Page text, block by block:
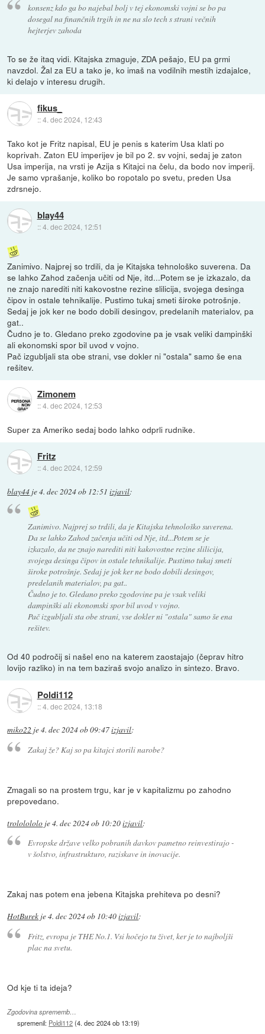
konsenz kdo ga bo najebal bolj v tej ekonomski vojni se bo pa
dosegal na finančnih trgih in ne na slo tech s strani večnih
hejterjev zahoda
To se že itaq vidi. Kitajska zmaguje, ZDA pešajo, EU pa grmi
navzdol. Žal za EU a tako je, ko imaš na vodilnih mestih izdajalce,
ki delajo v interesu drugih.
fikus_
::4. dec 2024, 12:43
Tako kot je Fritz napisal, EU je penis s katerim Usa klati po
koprivah. Zaton EU imperijev je bil po 2. sv vojni, sedaj je zaton
Usa imperija, na vrsti je Azija s Kitajci na čelu, da bodo nov imperij.
Je samo vprašanje, koliko bo ropotalo po svetu, preden Usa
zdrsnejo.
blay44
::4. dec 2024, 12:51
Zanimivo. Najprej so trdili, da je Kitajska tehnološko suverena. Da
se lahko Zahod začenja učiti od Nje, itd...Potem se je izkazalo, da
ne znajo narediti niti kakovostne rezine slilicija, svojega desinga
čipov in ostale tehnikalije. Pustimo tukaj smeti široke potrošnje.
Sedaj je jok ker ne bodo dobili desingov, predelanih materialov, pa
gat..
Čudno je to. Gledano preko zgodovine pa je vsak veliki dampinški
ali ekonomski spor bil uvod v vojno.
Pač izgubljali sta obe strani, vse dokler ni "ostala" samo še ena
rešitev.
Zimonem
::4. dec 2024, 12:53
Super za Ameriko sedaj bodo lahko odprli rudnike.
Fritz
::4. dec 2024, 12:59
blay44 je4. dec 2024 ob 12:51 izjavil:
Zanimivo. Najprej so trdili, da je Kitajska tehnološko suverena.
Da se lahko Zahod začenja učiti od Nje, itd...Potem se je
izkazalo, da ne znajo narediti niti kakovostne rezine slilicija,
svojega desinga čipov in ostale tehnikalije. Pustimo tukaj smeti
široke potrošnje. Sedaj je jok ker ne bodo dobili desingov,
predelanih materialov, pa gat..
Čudno je to. Gledano preko zgodovine pa je vsak veliki
dampinški ali ekonomski spor bil uvod v vojno.
Pač izgubljali sta obe strani, vse dokler ni "ostala" samo še ena
rešitev.
Od 40 področij si našel eno na katerem zaostajajo (čeprav hitro
lovijo razliko) in na tem baziraš svojo analizo in sintezo. Bravo.
Poldi112
::4. dec 2024, 13:18
miko22 je4. dec 2024 ob 09:47izjavil:
Zakaj že? Kaj so pa kitajci storili narobe?
Zmagali so na prostem trgu, kar je v kapitalizmu po zahodno
prepovedano.
trololololo je4. dec 2024 ob 10:20izjavil:
Evropske države velko pobranih davkov pametno reinvestirajo -
v šolstvo, infrastrukturo, raziskave in inovacije.
Zakaj nas potem ena jebena Kitajska prehiteva po desni?
HotBurek je4. dec 2024 ob 10:40izjavil:
Fritz, evropa je THE No.1. Vsi hočejo tu živet, ker je to najboljši
plac na svetu.
Od kje ti ta ideja?
Zgodovina sprememb…
spremenil: Poldi112(4. dec 2024 ob 13:19)